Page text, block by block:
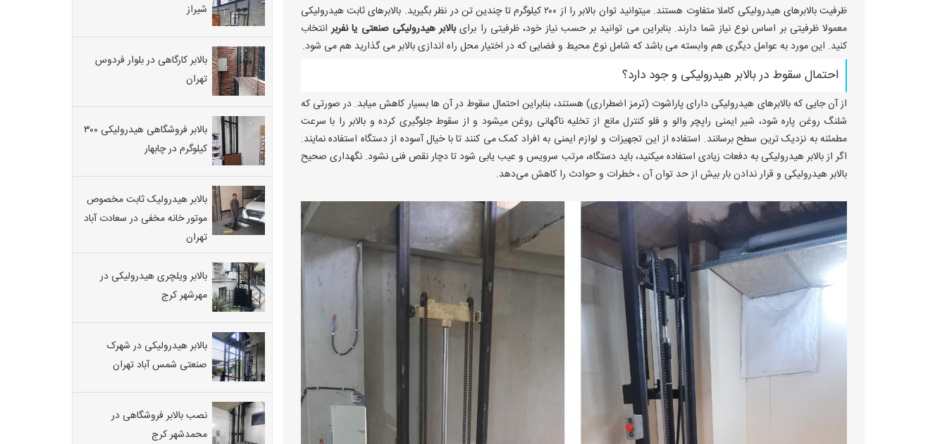
ظرفیت بالابرهای هیدرولیکی کاملا متفاوت هستند. میتوانید توان بالابر را از ۲۰۰ کیلوگرم تا چندین تن در نظر بگیرید. بالابرهای ثابت هیدرولیکی
معمولا ظرفیتی بر اساس نوع نیاز شما دارند. بنابراین می توانید بر حسب نیاز خود، ظرفیتی را برایبالابر هیدرولیکی صنعتی یا نفربرانتخاب
کنید. این مورد به عوامل دیگری هم وابسته می باشد که شامل نوع محیط و فضایی که در اختیار محل راه اندازی بالابر می گذارید هم می شود.
احتمال سقوط در بالابر هیدرولیکی و جود دارد؟
از آن جایی که بالابرهای هیدرولیکی دارای پاراشوت (ترمز اضطراری) هستند، بنابراین احتمال سقوط در آن ها بسیار کاهش میابد. در صورتی که
شلنگ روغن پاره شود، شیر ایمنی راپچر والو و فلو کنترل مانع از تخلیه ناگهانی روغن میشود و از سقوط جلوگیری کرده و بالابر را با سرعت
مطمئنه به نزدیک ترین سطح برسانند. استفاده از این تجهیزات و لوازم ایمنی به افراد کمک می کنند تا با خیال آسوده از دستگاه استفاده نمایند.
اگر از بالابر هیدرولیکی به دفعات زیادی استفاده میکنید، باید دستگاه، مرتب سرویس و عیب یابی شود تا دچار نقص فنی نشود. نگهداری صحیح
بالابر هیدرولیکی و قرار ندادن بار بیش از حد توان آن ، خطرات و حوادث را کاهش می‌دهد.
شیراز
بالابر کارگاهی در بلوار فردوس
تهران
بالابر فروشگاهی هیدرولیکی ۳۰۰
کیلوگرم در چابهار
بالابر هیدرولیک ثابت مخصوص
موتور خانه مخفی در سعادت آباد
تهران
بالابر ویلچری هیدرولیکی در
مهرشهر کرج
بالابر هیدرولیکی در شهرک
صنعتی شمس آباد تهران
نصب بالابر فروشگاهی در
محمدشهر کرج